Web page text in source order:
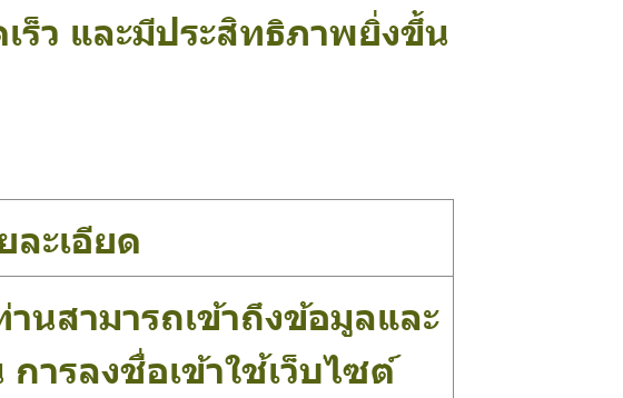
ร็ว และมีประสิทธิภาพยิ่งขึ้น
ละเอียด
นสามารถเข้าถึงข้อมูลและ
ารลงชื่อเข้าใช้เว็บไซต์